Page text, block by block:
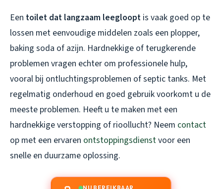
Een toilet dat langzaam leegloopt is vaak goed op te
lossen met eenvoudige middelen zoals een plopper,
baking soda of azijn. Hardnekkige of terugkerende
problemen vragen echter om professionele hulp,
vooral bij ontluchtingsproblemen of septic tanks. Met
regelmatig onderhoud en goed gebruik voorkomt u de
meeste problemen. Heeft u te maken met een
hardnekkige verstopping of rioollucht? Neem contact
op met een ervaren ontstoppingsdienstvoor een
snelle en duurzame oplossing.